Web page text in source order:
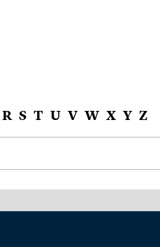
R S T U V W X Y Z